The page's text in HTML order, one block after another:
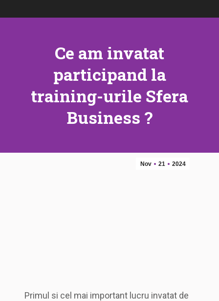
Ce am invatat
participand la
training-urile Sfera
Business ?
Nov 21 2024
Primul si cel mai important lucru invatat de